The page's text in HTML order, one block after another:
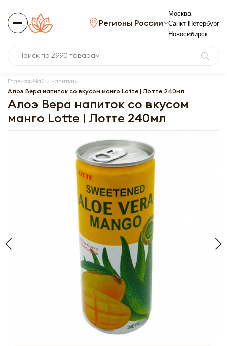
Регионы России
Москва
Санкт-Петербург
Новосибирск
Главная Чай и напитки
Алоэ Вера напиток со вкусом манго Lotte | Лотте 240мл
Алоэ Вера напиток со вкусом
манго Lotte | Лотте 240мл